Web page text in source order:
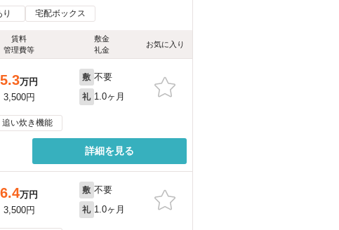
宅配ボックス
賃料
管理費等
敷金
礼金
お気に入り
5.3万円
3,500円
敷 不要
礼 1.0ヶ月
追い炊き機能
詳細を見る
6.4万円
3,500円
敷 不要
礼 1.0ヶ月